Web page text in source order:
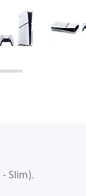
Slim).